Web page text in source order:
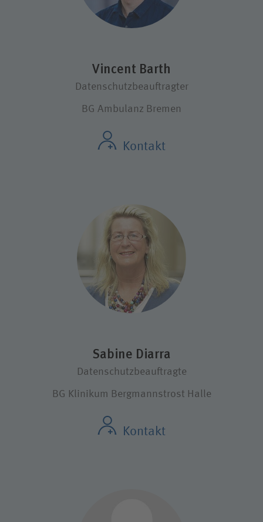
Vincent Barth
Datenschutzbeauftragter
BG Ambulanz Bremen
Kontakt
Sabine Diarra
Datenschutzbeauftragte
BG Klinikum Bergmannstrost Halle
Kontakt